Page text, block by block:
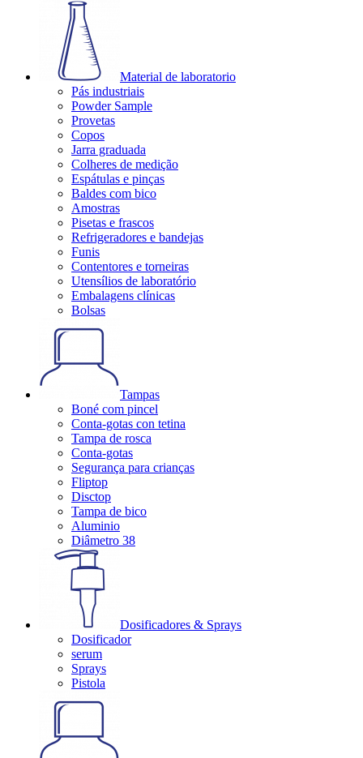
Material de laboratorio
Pás industriais
Powder Sample
Provetas
Copos
Jarra graduada
Colheres de medição
Espátulas e pinças
Baldes com bico
Amostras
Pisetas e frascos
Refrigeradores e bandejas
Funis
Contentores e torneiras
Utensílios de laboratório
Embalagens clínicas
Bolsas
Tampas
Boné com pincel
Conta-gotas con tetina
Tampa de rosca
Conta-gotas
Segurança para crianças
Fliptop
Disctop
Tampa de bico
Aluminio
Diâmetro 38
Dosificadores & Sprays
Dosificador
serum
Sprays
Pistola